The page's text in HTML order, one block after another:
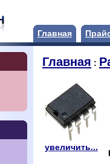
Главная
Главная :
увеличить...